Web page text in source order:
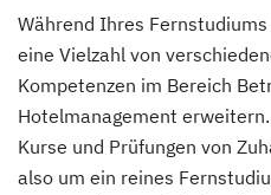
Während Ihres
eine Vielzahl von
Kompetenzen im Bereich
Hotelmanagement
Kurse und Prüfungen von
also um ein reines